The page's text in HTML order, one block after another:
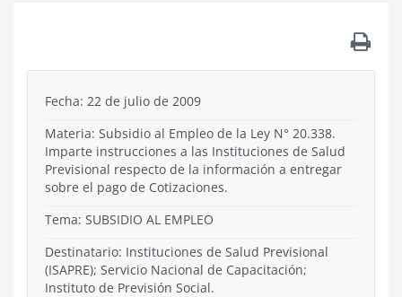
Fecha: 22 de julio de 2009
Materia: Subsidio al Empleo de la Ley N° 20.338.
Imparte instrucciones a las Instituciones de Salud
Previsional respecto de la información a entregar
sobre el pago de Cotizaciones.
Tema: SUBSIDIO AL EMPLEO
Destinatario: Instituciones de Salud Previsional
(ISAPRE); Servicio Nacional de Capacitación;
Instituto de Previsión Social.